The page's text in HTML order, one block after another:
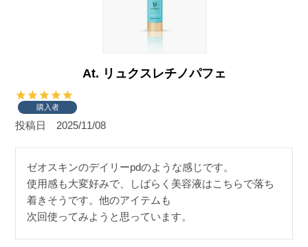
At. リュクスレチノパフェ
購入者
投稿日 2025/11/08
ゼオスキンのデイリーpdのような感じです。
使用感も大変好みで、しばらく美容液はこちらで落ち
着きそうです。他のアイテムも